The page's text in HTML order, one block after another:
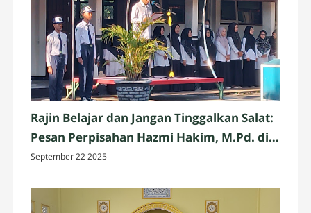
Rajin Belajar dan Jangan Tinggalkan Salat:
Pesan Perpisahan Hazmi Hakim, M.Pd. di
MTsN 3 Mataram
September 22 2025